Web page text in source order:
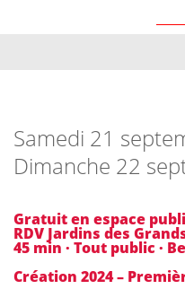
Samedi 21
Dimanche 22
Gratuit en espace
RDV Jardins des
45 min · Tout public ·
Création 2024 –